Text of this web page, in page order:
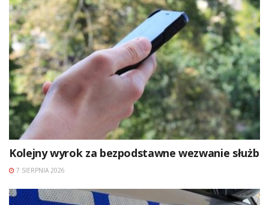
Kolejny wyrok za bezpodstawne wezwanie służb
7 SIERPNIA 2026